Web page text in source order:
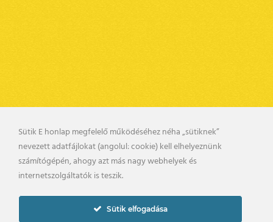
BELSŐ VISSZAÉLÉS BEJELENTÉSI RENDSZER
KAPCSOLAT
UTÁNPÓTLÁS
PÁLYARENDSZABÁLYOK
2019. © gyirmotfc.hu
Sütik E honlap megfelelő működéséhez néha „sütiknek”
nevezett adatfájlokat (angolul: cookie) kell elhelyeznünk
számítógépén, ahogy azt más nagy webhelyek és
internetszolgáltatók is teszik.
Sütik elfogadása